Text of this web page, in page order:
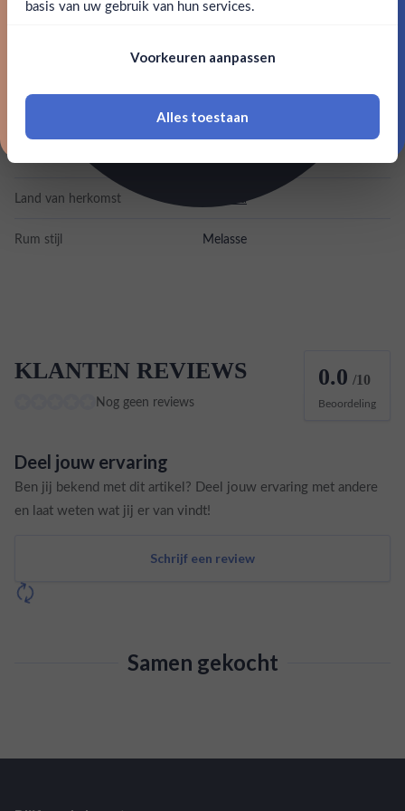
18 jaar of ouder zijn
Hampden
Land van herkomst Jamaica
Rum stijl Melasse
KLANTEN REVIEWS
Nog geen reviews
0.0 /10
Beoordeling
Deel jouw ervaring
Ben jij bekend met dit artikel? Deel jouw ervaring met andere
en laat weten wat jij er van vindt!
Schrijf een review
Samen gekocht
basis van uw gebruik van hun services.
Voorkeuren aanpassen
Alles toestaan